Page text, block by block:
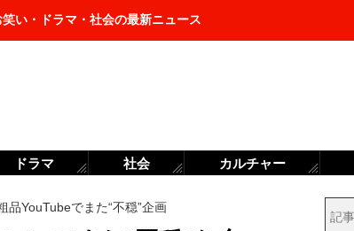
い・ドラマ・社会の最新ニュース
品YouTubeでまた“不穏”企画
ドラマ 社会 カルチャー